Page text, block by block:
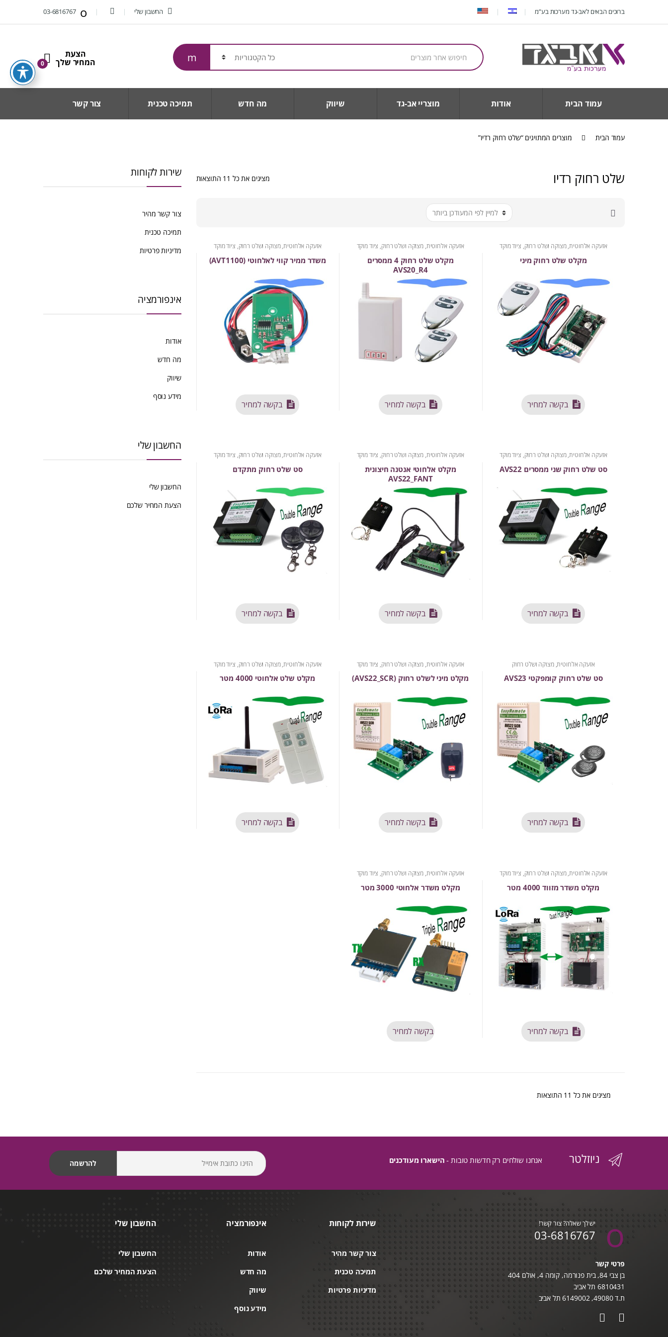
ברוכים הבאים לאב-גד מערכות בע”מ החשבון שלי 03-6816767
חיפוש
עבור:
0
עמוד הבית אודות מוצריי אב-גד שיווק מה חדש תמיכה טכנית צור קשר
עמוד הבית מוצרים המתויגים “שלט רחוק רדיו”
שלט רחוק רדיו מציגים את כל ⁦11⁩ התוצאות
ממוין
העדכני
אזעקה אלחוטית,מצוקה ושלט רחוק, ציוד מוקד
מקלט שלט רחוק מיני
בקשה למחיר
אזעקה אלחוטית, מצוקה ושלט רחוק, ציוד מוקד
מקלט שלט רחוק 4 ממסרים
AVS20_R4
בקשה למחיר
אזעקה אלחוטית,מצוקה ושלט רחוק, ציוד מוקד
משדר ממיר קווי לאלחוטי (AVT1100)
בקשה למחיר
אזעקה אלחוטית,מצוקה ושלט רחוק, ציוד מוקד
סט שלט רחוק שני ממסרים AVS22
בקשה למחיר
אזעקה אלחוטית, מצוקה ושלט רחוק, ציוד מוקד
מקלט אלחוטי אנטנה חיצונית
AVS22_FANT
בקשה למחיר
אזעקה אלחוטית,מצוקה ושלט רחוק, ציוד מוקד
סט שלט רחוק מתקדם
בקשה למחיר
אזעקה אלחוטית,מצוקה ושלט רחוק
סט שלט רחוק קומפקטי AVS23
בקשה למחיר
אזעקה אלחוטית, מצוקה ושלט רחוק, ציוד מוקד
מקלט מיני לשלט רחוק (AVS22_SCR)
בקשה למחיר
אזעקה אלחוטית,מצוקה ושלט רחוק, ציוד מוקד
מקלט שלט אלחוטי 4000 מטר
בקשה למחיר
אזעקה אלחוטית,מצוקה ושלט רחוק, ציוד מוקד
מקלט משדר מזווד 4000 מטר
בקשה למחיר
אזעקה אלחוטית, מצוקה ושלט רחוק, ציוד מוקד
מקלט משדר אלחוטי 3000 מטר
בקשה למחיר
מציגים את כל ⁦11⁩ התוצאות ממוין
הפריט
העדכני
שירות לקוחות
צור קשר מהיר
תמיכה טכנית
מדיניות פרטיות
אינפורמציה
אודות
מה חדש
שיווק
מידע נוסף
החשבון שלי
החשבון שלי
הצעת המחיר שלכם
ניוזלטר אנחנו שולחים רק חדשות טובות - הישארו מעודכנים
שירות לקוחות
צור קשר מהיר
תמיכה טכנית
מדיניות פרטיות
אינפורמציה
אודות
מה חדש
שיווק
מידע נוסף
החשבון שלי
החשבון שלי
הצעת המחיר שלכם
יש לך שאלה? צור קשר!
03-6816767
פרטי קשר
בן צבי 84, בית פנורמה, קומה 4, אולם 404
6810431 תל אביב
ת.ד 49080, 6149002 תל אביב